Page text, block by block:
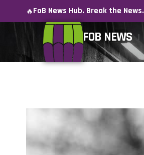
🔥FoB News Hub. Break the News.
FOB NEWS